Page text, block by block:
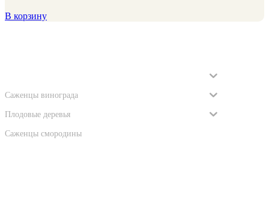
В корзину
Саженцы винограда
Плодовые деревья
Саженцы смородины